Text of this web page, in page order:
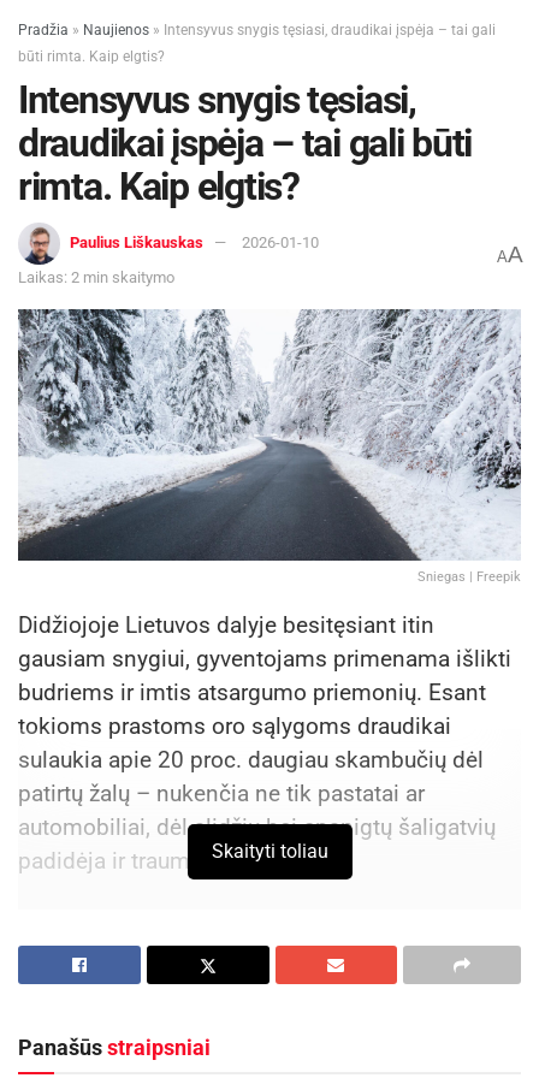
Pradžia » Naujienos » Intensyvus snygis tęsiasi, draudikai įspėja – tai gali
būti rimta. Kaip elgtis?
Intensyvus snygis tęsiasi,
draudikai įspėja – tai gali būti
rimta. Kaip elgtis?
Paulius Liškauskas
2026-01-10
Laikas: 2 min skaitymo
AA
Sniegas | Freepik
Didžiojoje Lietuvos dalyje besitęsiant itin
gausiam snygiui, gyventojams primenama išlikti
budriems ir imtis atsargumo priemonių. Esant
tokioms prastoms oro sąlygoms draudikai
sulaukia apie 20 proc. daugiau skambučių dėl
patirtų žalų – nukenčia ne tik pastatai ar
automobiliai, dėl slidžių bei apsnigtų šaligatvių
padidėja ir traumų rizika.
Insurance Group“ žalų departamento vadovas,
sako, kad tikrasis žalų mastas paaiškės per
gyventojams svarbu žinoti, ką tokiomis
Skaityti toliau
Panašūsstraipsniai